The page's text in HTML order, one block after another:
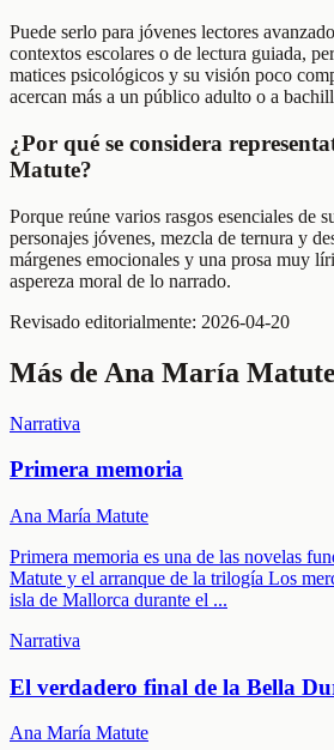
Puede serlo para jóvenes lectores
contextos escolares o de lectura guiada,
matices psicológicos y su visión poco
acercan más a un público adulto o a
¿Por qué se considera
Matute?
Porque reúne varios rasgos esenciales de
personajes jóvenes, mezcla de ternura y
márgenes emocionales y una prosa muy
aspereza moral de lo narrado.
Revisado editorialmente: 2026-04-20
Más de Ana María Matute
Narrativa
Primera memoria
Ana María Matute
Primera memoria es una de las novelas
Matute y el arranque de la trilogía Los
isla de Mallorca durante el ...
Narrativa
El verdadero final de la Bella
Ana María Matute